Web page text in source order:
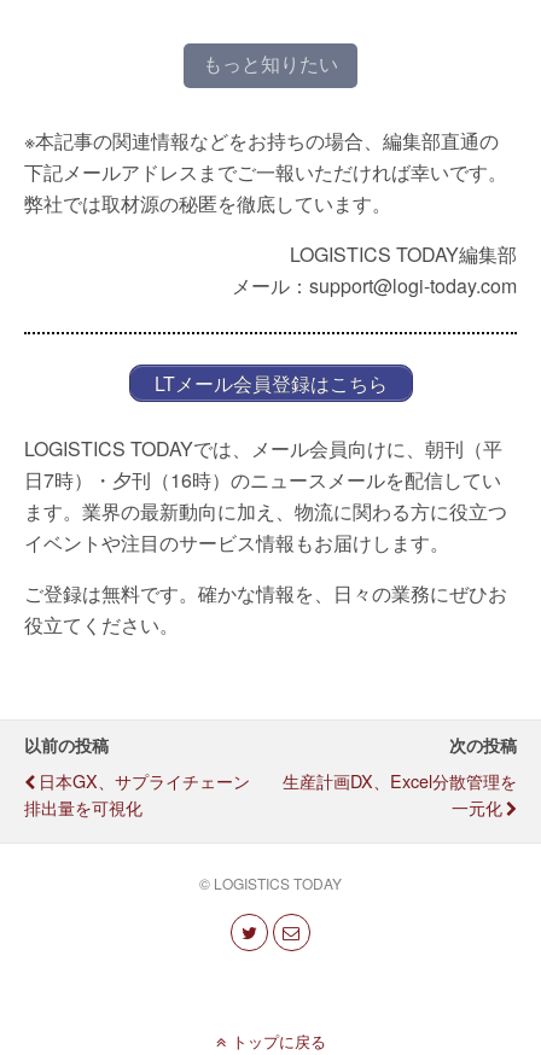
もっと知りたい
※本記事の関連情報などをお持ちの場合、編集部直通の
下記メールアドレスまでご一報いただければ幸いです。
弊社では取材源の秘匿を徹底しています。
LOGISTICS TODAY編集部
メール：support@logi-today.com
LTメール会員登録はこちら
LOGISTICS TODAYでは、メール会員向けに、朝刊（平
日7時）・夕刊（16時）のニュースメールを配信してい
ます。業界の最新動向に加え、物流に関わる方に役立つ
イベントや注目のサービス情報もお届けします。
ご登録は無料です。確かな情報を、日々の業務にぜひお
役立てください。
以前の投稿
日本GX、サプライチェーン
排出量を可視化
次の投稿
生産計画DX、Excel分散管理を
一元化
© LOGISTICS TODAY
トップに戻る